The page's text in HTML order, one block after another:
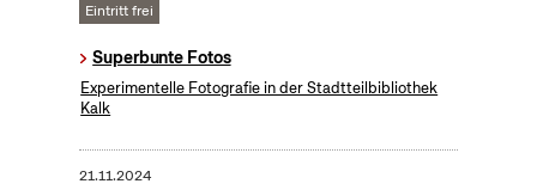
Eintritt frei
Superbunte Fotos
Experimentelle Fotografie in der Stadtteilbibliothek
Kalk
21.11.2024